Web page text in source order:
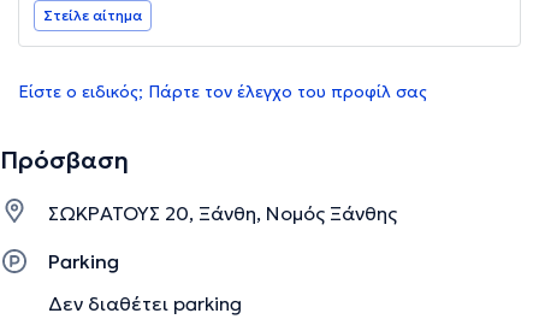
Στείλε αίτημα
Είστε ο ειδικός; Πάρτε τον έλεγχο του προφίλ σας
Πρόσβαση
ΣΩΚΡΑΤΟΥΣ 20, Ξάνθη, Νομός Ξάνθης
Parking
Δεν διαθέτει parking